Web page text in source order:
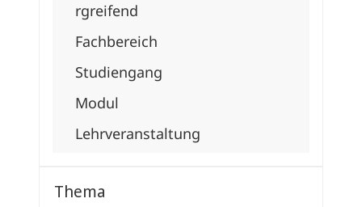
rgreifend
Fachbereich
Studiengang
Modul
Lehrveranstaltung
Thema